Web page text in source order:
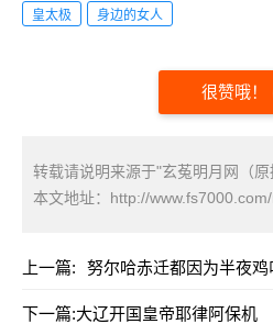
皇太极 身边的女人
很赞哦！
转载请说明来源于"玄菟明月网（
本文地址： http://
上一篇: 努尔哈赤迁都因为半夜鸡
下一篇:大辽开国皇帝耶律阿保机